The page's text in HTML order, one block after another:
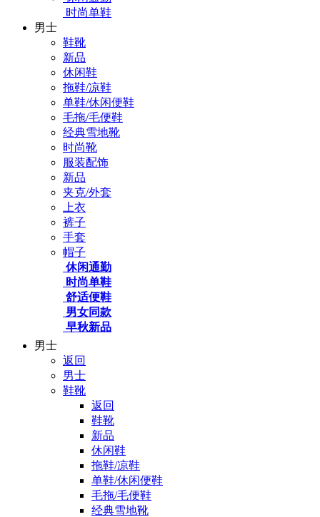
时尚单鞋
男士
鞋靴
新品
休闲鞋
拖鞋/凉鞋
单鞋/休闲便鞋
毛拖/毛便鞋
经典雪地靴
时尚靴
服装配饰
新品
夹克/外套
上衣
裤子
手套
帽子
休闲通勤
时尚单鞋
舒适便鞋
男女同款
早秋新品
男士
返回
男士
鞋靴
返回
鞋靴
新品
休闲鞋
拖鞋/凉鞋
单鞋/休闲便鞋
毛拖/毛便鞋
经典雪地靴